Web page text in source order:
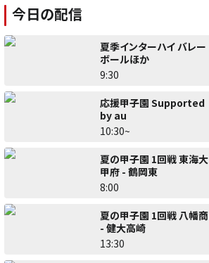
今日の配信
夏季インターハイ バレー
ボールほか
9:30
応援甲子園 Supported
by au
10:30~
夏の甲子園 1回戦 東海大
甲府 - 鶴岡東
8:00
夏の甲子園 1回戦 八幡商
- 健大高崎
13:30